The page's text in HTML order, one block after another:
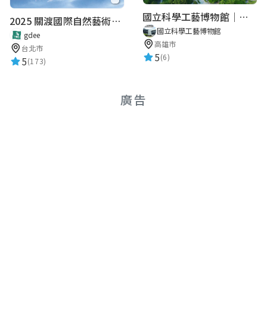
2022-09-26 09:31:25 ★★★★★
2025 關渡國際自然藝術季 Guandu International Nature Art Festival
gdee
台北市
5(173)
國立科學工藝博物館｜華語智慧導覽
國立科學工藝博物館
高雄市
5(6)
廣告